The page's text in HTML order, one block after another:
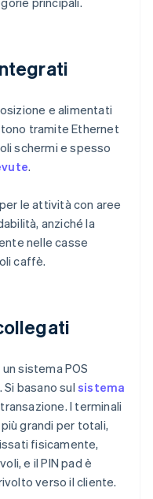
e alimentati
tramite Ethernet
schermi e spesso
.
le attività con aree
anziché la
nelle casse
caffè.
sistema POS
Si basano sulsistema
I terminali
grandi per totali,
fisicamente,
e il PIN pad è
verso il cliente.